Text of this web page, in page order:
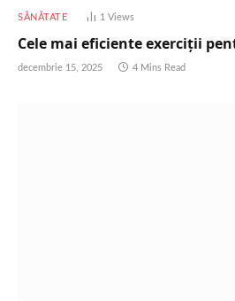
SĂNĂTATE 1Views
Cele mai eficiente exerciții
decembrie 15, 2025 4 Mins Read